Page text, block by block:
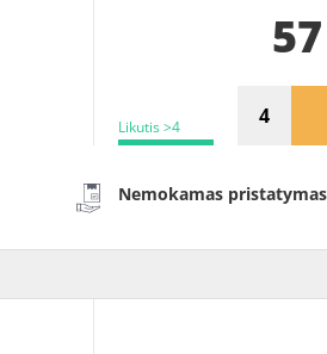
Likutis >4
57
Nemokamas